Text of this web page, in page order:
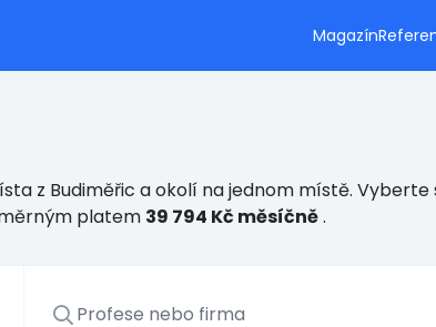
Magazín
z Budiměřic a okolí na jednom místě.
platem 39 794 Kč měsíčně.